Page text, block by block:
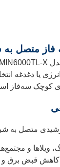
انرژی یا
کوچک سه‌فاز
ویلاها و
قبض برق و